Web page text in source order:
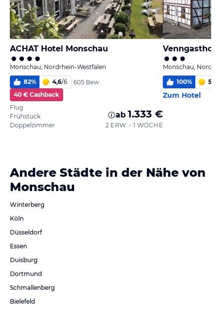
ACHAT Hotel Monschau
Monschau, Nordrhein-Westfalen
82% 4,6/6
605 Bew.
40 € Cashback
Flug
Frühstück
Doppelzimmer
ab 1.333 €
2 ERW. • 1 WOCHE
Venngasthof
Monschau,
100% 5,6
Zum Hotel
Andere Städte in der Nähe von
Monschau
Winterberg
Köln
Düsseldorf
Essen
Duisburg
Dortmund
Schmallenberg
Bielefeld